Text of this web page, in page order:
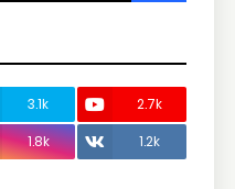
3.1k
2.7k
1.8k 1.2k